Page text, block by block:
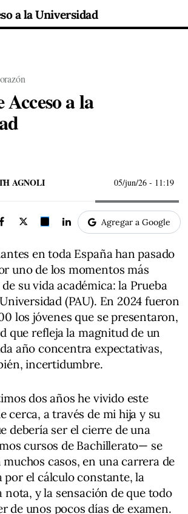
a la Universidad
a la
AGNOLI 05/jun/26 - 11:19
Agregar a Google
en toda España han pasado
uno de los momentos más
su vida académica: la Prueba
(PAU). En 2024 fueron
los jóvenes que se presentaron,
que refleja la magnitud de un
año concentra expectativas,
incertidumbre.
dos años he vivido este
cerca, a través de mi hija y su
debería ser el cierre de una
cursos de Bachillerato— se
casos, en una carrera de
por el cálculo constante, la
nota, y la sensación de que todo
de unos pocos días de examen.